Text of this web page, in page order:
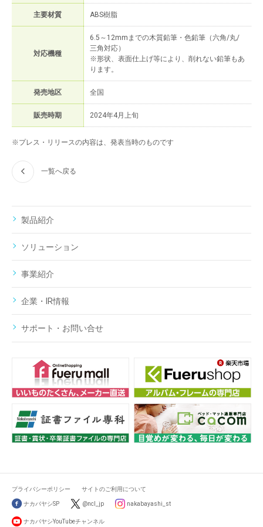
主要材質 ABS樹脂
対応機種
6.5～12mmまでの木質鉛筆・色鉛筆（六角/丸/
三角対応）
※形状、表面仕上げ等により、削れない鉛筆もあ
ります。
発売地区 全国
販売時期 2024年4月上旬
※プレス・リリースの内容は、発表当時のものです
一覧へ戻る
製品紹介
ソリューション
事業紹介
企業・IR情報
サポート・お問い合せ
プライバシーポリシー サイトのご利用について
ナカバヤシSP @ncl_jp nakabayashi_st
ナカバヤシYouTubeチャンネル